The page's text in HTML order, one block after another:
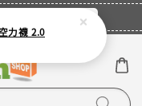
！ 立即登入
力襪 2.0